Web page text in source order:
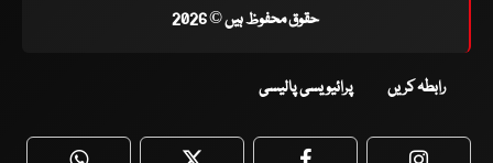
حقوق محفوظ ہیں © 2026
رابطہ کریں پرائیویسی پالیسی